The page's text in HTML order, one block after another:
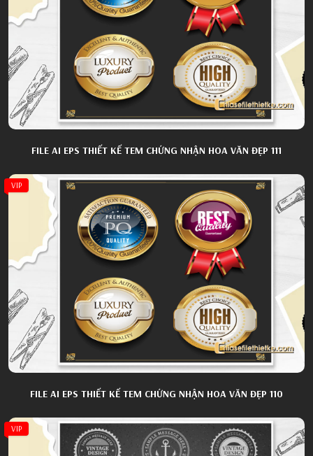
FILE AI EPS THIẾT KẾ TEM CHỨNG NHẬN HOA VĂN ĐẸP 111
VIP
FILE AI EPS THIẾT KẾ TEM CHỨNG NHẬN HOA VĂN ĐẸP 110
VIP